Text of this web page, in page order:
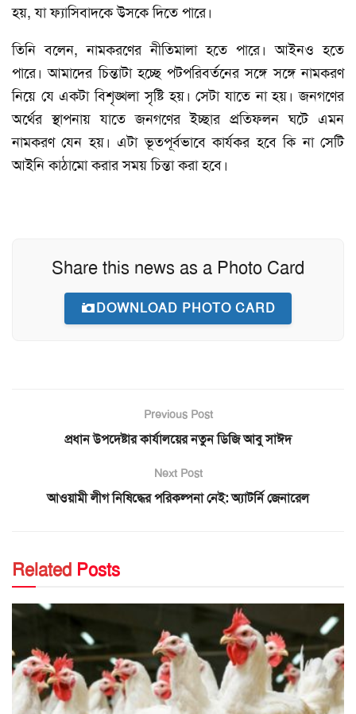
হয়, যা ফ্যাসিবাদকে উসকে দিতে পারে।
তিনি বলেন, নামকরণের নীতিমালা হতে পারে। আইনও হতে
পারে। আমাদের চিন্তাটা হচ্ছে পটপরিবর্তনের সঙ্গে সঙ্গে নামকরণ
নিয়ে যে একটা বিশৃঙ্খলা সৃষ্টি হয়। সেটা যাতে না হয়। জনগণের
অর্থের স্থাপনায় যাতে জনগণের ইচ্ছার প্রতিফলন ঘটে এমন
নামকরণ যেন হয়। এটা ভূতপূর্বভাবে কার্যকর হবে কি না সেটি
আইনি কাঠামো করার সময় চিন্তা করা হবে।
Share this news as a Photo Card
DOWNLOAD PHOTO CARD
Previous Post
প্রধান উপদেষ্টার কার্যালয়ের নতুন ডিজি আবু সাঈদ
Next Post
আওয়ামী লীগ নিষিদ্ধের পরিকল্পনা নেই: অ্যাটর্নি জেনারেল
Related Posts